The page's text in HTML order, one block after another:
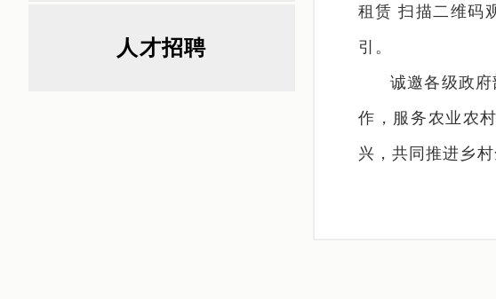
人才招聘
租赁 扫描二维码
引。
诚邀各级政
作，服务农业农
兴，共同推进乡